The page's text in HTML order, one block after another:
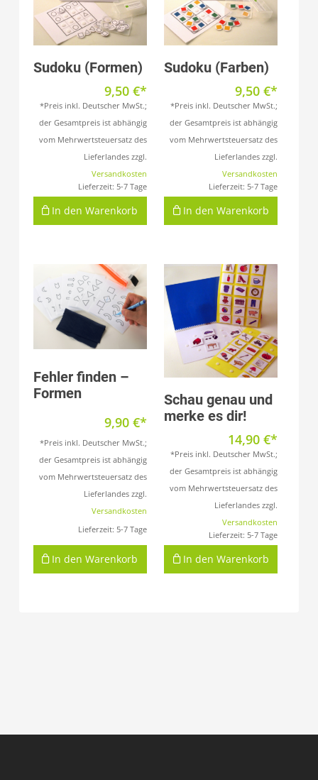
Produkt anzeigen
Sudoku (Formen)
In den Warenkorb
9,50 €
*Preis inkl. Deutscher MwSt.;
der Gesamtpreis ist abhängig
vom Mehrwertsteuersatz des
Lieferlandes zzgl.
Versandkosten
Lieferzeit: 5-7 Tage
Produkt anzeigen
Sudoku (Farben)
In den Warenkorb
9,50 €
*Preis inkl. Deutscher MwSt.;
der Gesamtpreis ist abhängig
vom Mehrwertsteuersatz des
Lieferlandes zzgl.
Versandkosten
Lieferzeit: 5-7 Tage
Fehler finden –
Formen
In den Warenkorb
9,90 €
*Preis inkl. Deutscher MwSt.;
der Gesamtpreis ist abhängig
vom Mehrwertsteuersatz des
Lieferlandes zzgl.
Versandkosten
Lieferzeit: 5-7 Tage
Produkt anzeigen
Schau genau und
merke es dir!
In den Warenkorb
14,90 €
*Preis inkl. Deutscher MwSt.;
der Gesamtpreis ist abhängig
vom Mehrwertsteuersatz des
Lieferlandes zzgl.
Versandkosten
Lieferzeit: 5-7 Tage